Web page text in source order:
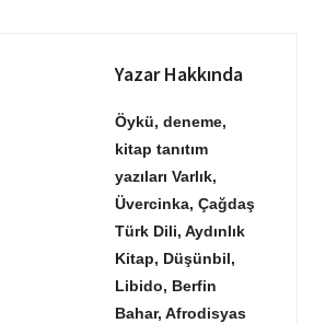
Yazar Hakkında
Öykü, deneme,
kitap tanıtım
yazıları Varlık,
Üvercinka, Çağdaş
Türk Dili, Aydınlık
Kitap, Düşünbil,
Libido, Berfin
Bahar, Afrodisyas